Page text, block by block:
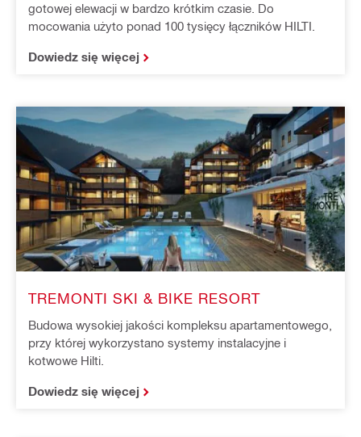
gotowej elewacji w bardzo krótkim czasie. Do
mocowania użyto ponad 100 tysięcy łączników HILTI.
Dowiedz się więcej
TREMONTI SKI & BIKE RESORT
Budowa wysokiej jakości kompleksu apartamentowego,
przy której wykorzystano systemy instalacyjne i
kotwowe Hilti.
Dowiedz się więcej